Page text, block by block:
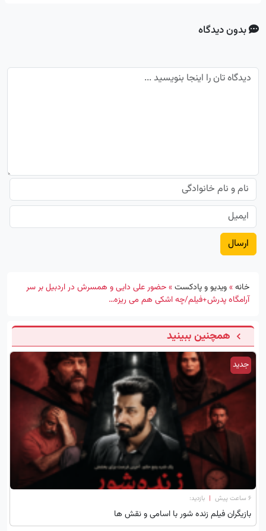
بدون دیدگاه
خانه»ویدیو و پادکست»حضور علی دایی و همسرش در اردبیل بر سر
آرامگاه پدرش+فیلم/چه اشکی هم می ریزه…
همچنین ببینید
جدید
۶ ساعت پیش | بازدید:
بازیگران فیلم زنده شور با اسامی و نقش ها